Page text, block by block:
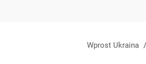
Wprost Ukraina /